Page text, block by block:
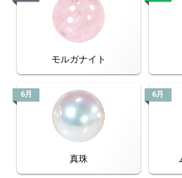
モルガナイト
6月
真珠
6月